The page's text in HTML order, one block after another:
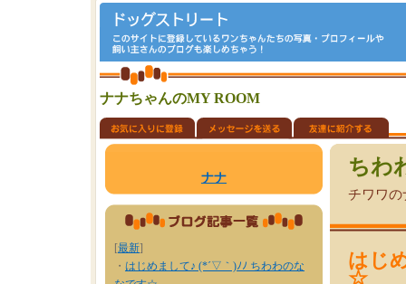
ナナちゃんのMY ROOM
ナナ
[最新]
・ はじめまして♪ (*´▽｀)ﾉﾉ ちわわのな
ちわ
チワワの
はじ
☆